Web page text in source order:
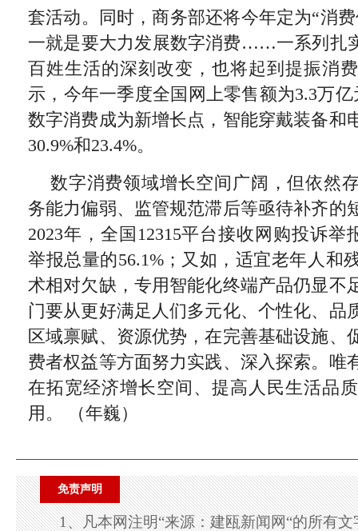
套活动。同时，商务部还将今年定为“消
一就是要大力发展数字消费……一系列扎
百姓生活的深刻改变，也将起到提振消
示，今年一季度全国网上零售额为3.3万
数字消费成为新增长点，智能穿戴装备和
30.9%和23.4%。
数字消费领域增长空间广阔，但依然
务能力偏弱、监管规范滞后等亟待补齐的
2023年，全国12315平台接收网购投诉举
举报总量的56.1%；又如，适宜老年人和
术相对欠缺，专用智能化终端产品仍显不
门要从更好满足人们多元化、个性化、品
区域禀赋、资源优势，在完善基础设施、
费者权益等方面努力实践、深入探索。唯
在拓宽经济增长空间、提高人民生活品
用。 （年巍）
免责声明
1、凡本网注明“来源：建瓯新闻网“的所有